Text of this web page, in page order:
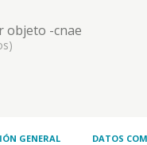
objeto -cnae
de
y productos
de pastas
similares. 2.
y comidas
GENERAL DATOS